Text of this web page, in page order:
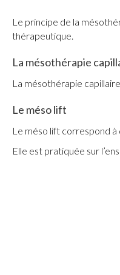
Le principe de la
thérapeutique.
La mésothérapie
La mésothérapie
Le méso lift
Le méso lift correspond
Elle est pratiquée sur